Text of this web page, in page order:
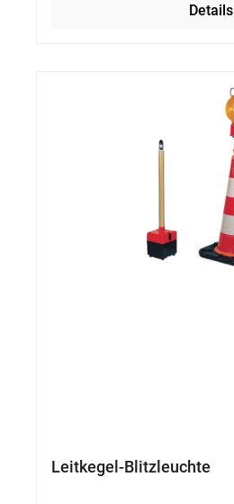
Details
Leitkegel-Blitzleuchte